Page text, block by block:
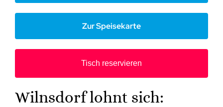
Zur Speisekarte
Tisch reservieren
Wilnsdorf lohnt sich: